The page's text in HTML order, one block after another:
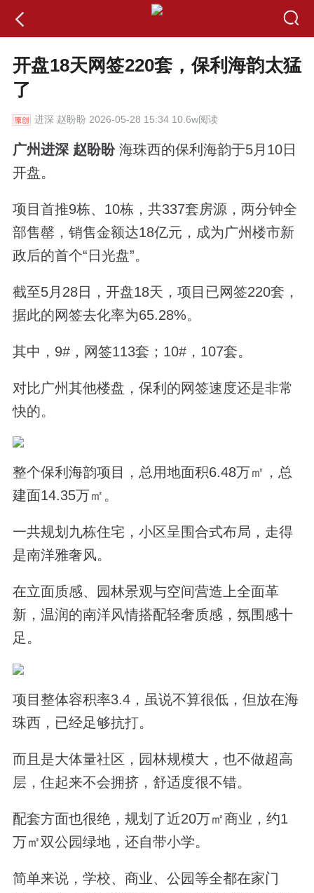
开盘18天网签220套，保利海韵太猛
了
进深 赵盼盼 2026-05-28 15:34 10.6w阅读
广州进深 赵盼盼海珠西的保利海韵于5月10日
开盘。
项目首推9栋、10栋，共337套房源，两分钟全
部售罄，销售金额达18亿元，成为广州楼市新
政后的首个“日光盘”。
截至5月28日，开盘18天，项目已网签220套，
据此的网签去化率为65.28%。
其中，9#，网签113套；10#，107套。
对比广州其他楼盘，保利的网签速度还是非常
快的。
整个保利海韵项目，总用地面积6.48万㎡，总
建面14.35万㎡。
一共规划九栋住宅，小区呈围合式布局，走得
是南洋雅奢风。
在立面质感、园林景观与空间营造上全面革
新，温润的南洋风情搭配轻奢质感，氛围感十
足。
项目整体容积率3.4，虽说不算很低，但放在海
珠西，已经足够抗打。
而且是大体量社区，园林规模大，也不做超高
层，住起来不会拥挤，舒适度很不错。
配套方面也很绝，规划了近20万㎡商业，约1
万㎡双公园绿地，还自带小学。
简单来说，学校、商业、公园等全都在家门